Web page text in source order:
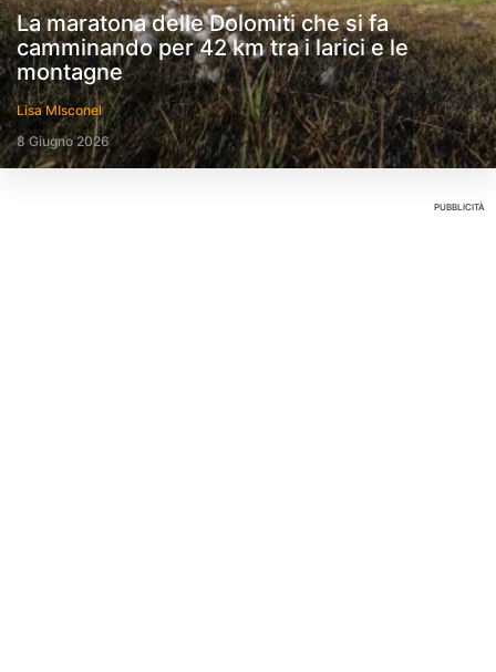
La maratona delle Dolomiti che si fa
camminando per 42 km tra i larici e le
montagne
Lisa MIsconel
8 Giugno 2026
PUBBLICITÀ